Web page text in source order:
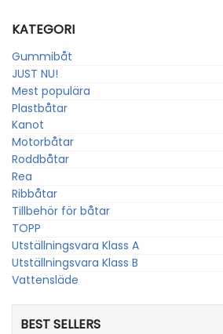
KATEGORI
Gummibåt
JUST NU!
Mest populära
Plastbåtar
Kanot
Motorbåtar
Roddbåtar
Rea
Ribbåtar
Tillbehör för båtar
TOPP
Utställningsvara Klass A
Utställningsvara Klass B
Vattensläde
BEST SELLERS